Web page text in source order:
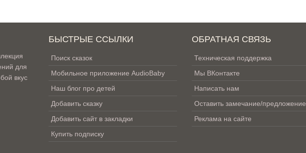
для
вкус
БЫСТРЫЕ ССЫЛКИ
Поиск сказок
Мобильное приложение AudioBaby
Наш блог про детей
Добавить сказку
Добавить сайт в закладки
Купить подписку
ОБРАТНАЯ СВЯЗЬ
Техническая поддержка
Мы ВКонтакте
Написать нам
Оставить замечание/предложение
Реклама на сайте